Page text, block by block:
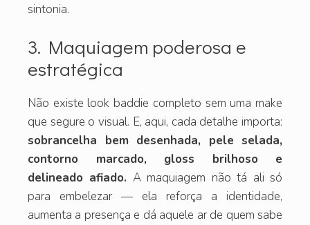
sintonia.
3. Maquiagem poderosa e
estratégica
Não existe look baddie completo sem uma make
que segure o visual. E, aqui, cada detalhe importa:
sobrancelha bem desenhada, pele selada,
contorno marcado, gloss brilhoso e
delineado afiado. A maquiagem não tá ali só
para embelezar — ela reforça a identidade,
aumenta a presença e dá aquele ar de quem sabe